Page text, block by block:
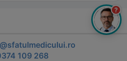
109 268
?